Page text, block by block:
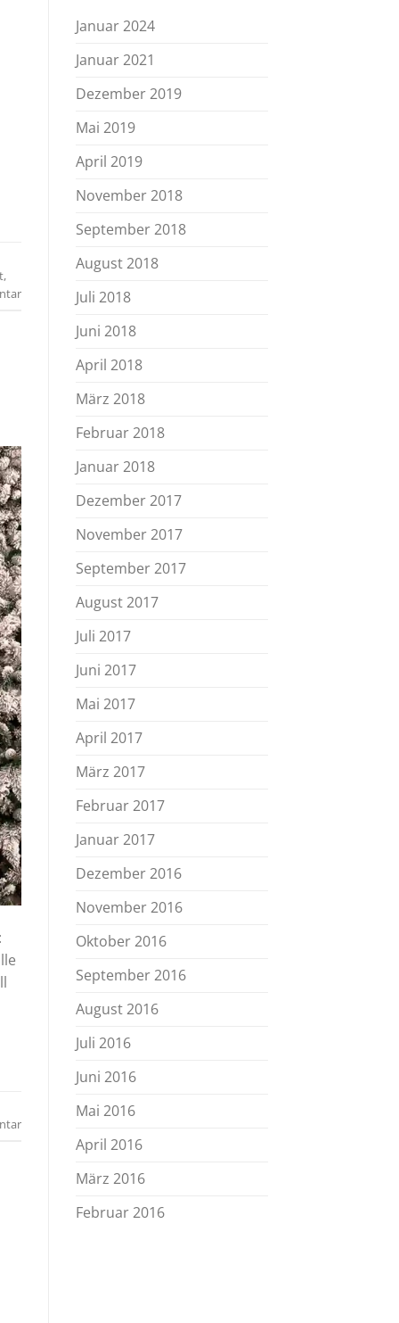
,
Januar 2024
Januar 2021
Dezember 2019
Mai 2019
April 2019
November 2018
September 2018
August 2018
Juli 2018
Juni 2018
April 2018
März 2018
Februar 2018
Januar 2018
Dezember 2017
November 2017
September 2017
August 2017
Juli 2017
Juni 2017
Mai 2017
April 2017
März 2017
Februar 2017
Januar 2017
Dezember 2016
November 2016
Oktober 2016
September 2016
August 2016
Juli 2016
Juni 2016
Mai 2016
April 2016
März 2016
Februar 2016